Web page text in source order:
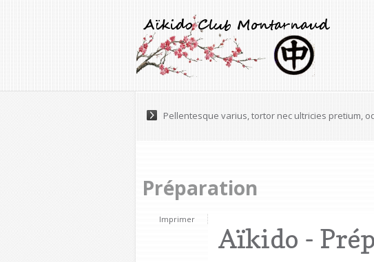
Pellentesque varius, tortor nec ultricies pretium,
Préparation
Imprimer
Aïkido -